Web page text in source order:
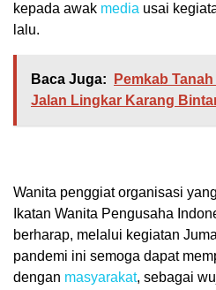
kepada awak media usai
lalu.
Baca Juga:
Pemkab
Jalan Lingkar Karang
Wanita penggiat organisasi
Ikatan Wanita Pengusaha
berharap, melalui kegiatan
pandemi ini semoga dapat
dengan masyarakat, sebagai